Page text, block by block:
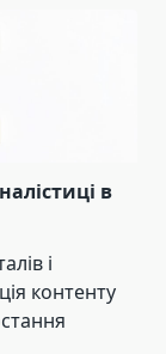
в
і
контенту